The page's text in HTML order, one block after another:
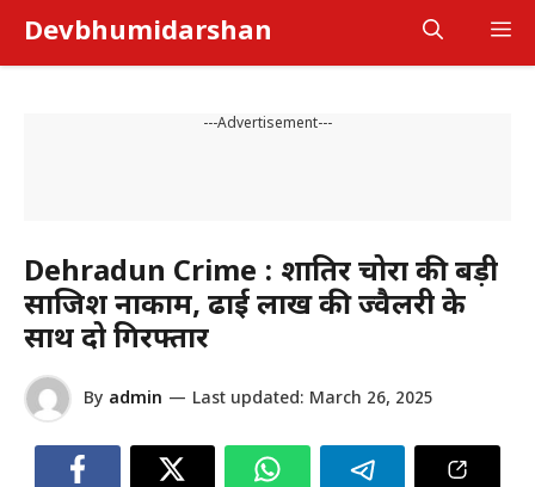
content
Devbhumidarshan
---Advertisement---
Dehradun Crime : शातिर चोरों की बड़ी
साजिश नाकाम, ढाई लाख की ज्वैलरी के
साथ दो गिरफ्तार
By admin — Last updated: March 26, 2025